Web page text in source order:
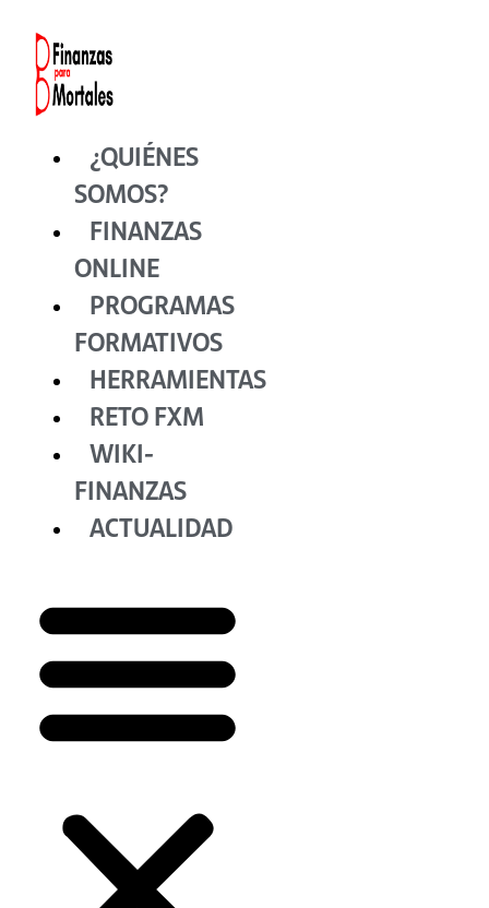
contenido
¿QUIÉNES
SOMOS?
FINANZAS
ONLINE
PROGRAMAS
FORMATIVOS
HERRAMIENTAS
RETO FXM
WIKI-
FINANZAS
ACTUALIDAD